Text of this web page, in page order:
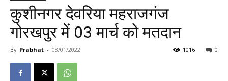
कुशीनगर देवरिया महराजगंज
गोरखपुर में 03 मार्च को मतदान
By Prabhat - 08/01/2022 0
1016